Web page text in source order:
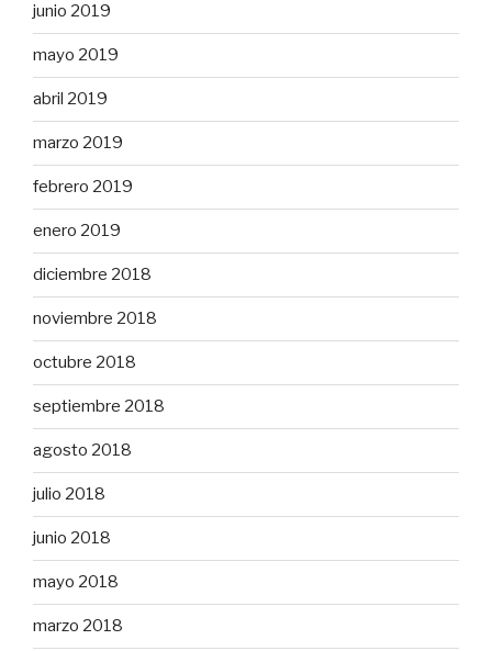
junio 2019
mayo 2019
abril 2019
marzo 2019
febrero 2019
enero 2019
diciembre 2018
noviembre 2018
octubre 2018
septiembre 2018
agosto 2018
julio 2018
junio 2018
mayo 2018
marzo 2018